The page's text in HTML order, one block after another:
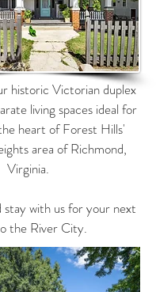
historic Victorian duplex
living spaces ideal for
heart of Forest Hills'
area of Richmond,
Virginia.
stay with us for your next
the River City.